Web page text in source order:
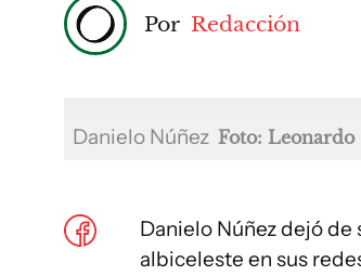
Por Redacción
Danielo Núñez Foto: Leonardo
Danielo Núñez dejó
albiceleste en sus